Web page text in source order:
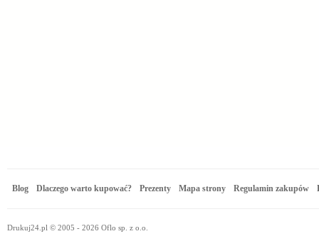
Blog Dlaczego warto kupować? Prezenty Mapa strony Regulamin zakupów
Drukuj24.pl © 2005 - 2026 Oflo sp. z o.o.